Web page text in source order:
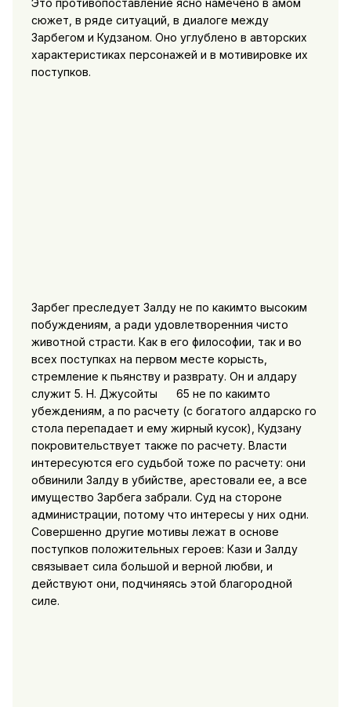
сюжет, в ряде ситуаций, в диалоге между
Зарбегом и Кудзаном. Оно углублено в авторских
характеристиках персонажей и в мотивировке их
поступков.
Зарбег преследует Залду не по какимто высоким
побуждениям, а ради удовлетворенния чисто
животной страсти. Как в его философии, так и во
всех поступках на первом месте корысть,
стремление к пьянству и разврату. Он и алдару
служит 5. Н. Джусойты 65 не по какимто
убеждениям, а по расчету (с богатого алдарско го
стола перепадает и ему жирный кусок), Кудзану
покровительствует также по расчету. Власти
интересуются его судьбой тоже по расчету: они
обвинили Залду в убийстве, арестовали ее, а все
имущество Зарбега забрали. Суд на стороне
администрации, потому что интересы у них одни.
Совершенно другие мотивы лежат в основе
поступков положительных героев: Кази и Залду
связывает сила большой и верной любви, и
действуют они, подчиняясь этой благородной
силе.